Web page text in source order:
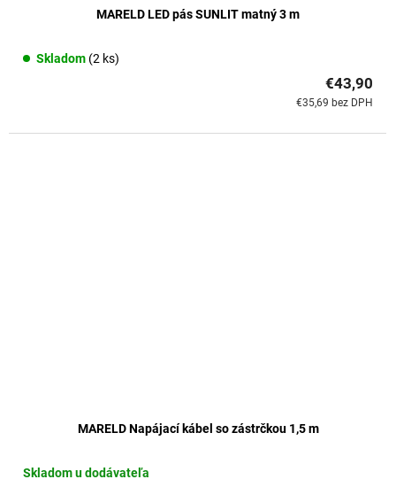
MARELD LED pás SUNLIT matný 3 m
Skladom (2 ks)
€35,69 bez DPH
€43,90
MARELD Napájací kábel so zástrčkou 1,5 m
Skladom u dodávateľa